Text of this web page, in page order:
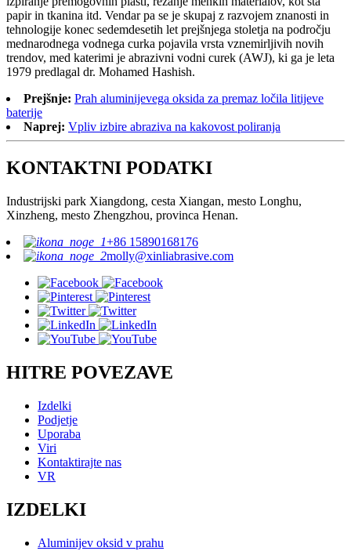
papir in tkanina itd. Vendar pa se je skupaj z razvojem znanosti in
tehnologije konec sedemdesetih let prejšnjega stoletja na področju
mednarodnega vodnega curka pojavila vrsta vznemirljivih novih
trendov, med katerimi je abrazivni vodni curek (AWJ), ki ga je leta
1979 predlagal dr. Mohamed Hashish.
Prejšnje: Prah aluminijevega oksida za premaz ločila litijeve
baterije
Naprej: Vpliv izbire abraziva na kakovost poliranja
KONTAKTNI PODATKI
Industrijski park Xiangdong, cesta Xiangan, mesto Longhu,
Xinzheng, mesto Zhengzhou, provinca Henan.
+86 15890168176
molly@xinliabrasive.com
HITRE POVEZAVE
Izdelki
Podjetje
Uporaba
Viri
Kontaktirajte nas
VR
IZDELKI
Aluminijev oksid v prahu